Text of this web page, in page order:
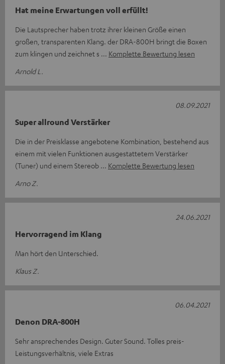
Hat meine Erwartungen voll erfüllt!
Die Lautsprecher haben trotz ihrer kleinen Größe einen
großen, transparenten Klang. der DRA-800H bringt die Boxen
zum klingen und zeichnet s
Komplette Bewertung lesen
Arnold L.
Super allround Verstärker
Die in der Preisklasse angebotene Kombination, bestehend aus
einem mit vielen Funktionen ausgestattetem Verstärker
(Tuner) und einem Stereob
Komplette Bewertung lesen
Arno Z.
08.09.2021
Hervorragend im Klang
Man hört den Unterschied.
Klaus Z.
24.06.2021
Denon DRA-800H
Sehr ansprechendes Design. Guter Sound. Tolles preis-
Leistungsverhältnis, viele Extras
06.04.2021